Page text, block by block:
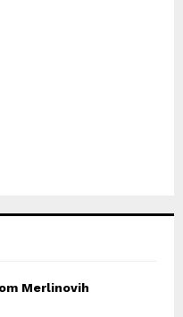
Merlinovih